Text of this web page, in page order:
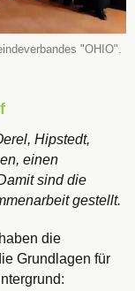
"OHIO".
Hipstedt,
einen
sind die
gestellt.
die
Grundlagen für